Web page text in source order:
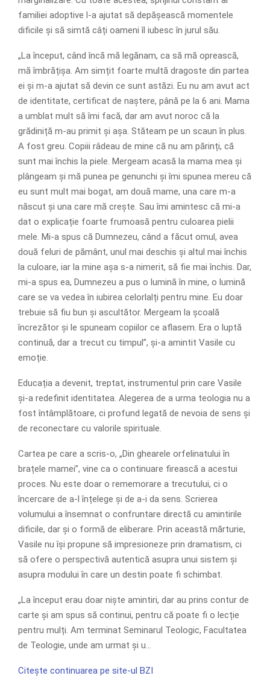
familiei adoptive l-a ajutat să depășească momentele
dificile și să simtă câți oameni îl iubesc în jurul său.
„La început, când încă mă legănam, ca să mă oprească,
mă îmbrățișa. Am simțit foarte multă dragoste din partea
ei și m-a ajutat să devin ce sunt astăzi. Eu nu am avut act
de identitate, certificat de naștere, până pe la 6 ani. Mama
a umblat mult să îmi facă, dar am avut noroc că la
grădiniță m-au primit și așa. Stăteam pe un scaun în plus.
A fost greu. Copiii râdeau de mine că nu am părinți, că
sunt mai închis la piele. Mergeam acasă la mama mea și
plângeam și mă punea pe genunchi și îmi spunea mereu că
eu sunt mult mai bogat, am două mame, una care m-a
născut și una care mă crește. Sau îmi amintesc că mi-a
dat o explicație foarte frumoasă pentru culoarea pielii
mele. Mi-a spus că Dumnezeu, când a făcut omul, avea
două feluri de pământ, unul mai deschis și altul mai închis
la culoare, iar la mine așa s-a nimerit, să fie mai închis. Dar,
mi-a spus ea, Dumnezeu a pus o lumină în mine, o lumină
care se va vedea în iubirea celorlalți pentru mine. Eu doar
trebuie să fiu bun și ascultător. Mergeam la școală
încrezător și le spuneam copiilor ce aflasem. Era o luptă
continuă, dar a trecut cu timpul”, și-a amintit Vasile cu
emoție.
Educația a devenit, treptat, instrumentul prin care Vasile
și-a redefinit identitatea. Alegerea de a urma teologia nu a
fost întâmplătoare, ci profund legată de nevoia de sens și
de reconectare cu valorile spirituale.
Cartea pe care a scris-o, „Din ghearele orfelinatului în
brațele mamei”, vine ca o continuare firească a acestui
proces. Nu este doar o rememorare a trecutului, ci o
încercare de a-l înțelege și de a-i da sens. Scrierea
volumului a însemnat o confruntare directă cu amintirile
dificile, dar și o formă de eliberare. Prin această mărturie,
Vasile nu își propune să impresioneze prin dramatism, ci
să ofere o perspectivă autentică asupra unui sistem și
asupra modului în care un destin poate fi schimbat.
„La început erau doar niște amintiri, dar au prins contur de
carte și am spus să continui, pentru că poate fi o lecție
pentru mulți. Am terminat Seminarul Teologic, Facultatea
de Teologie, unde am urmat și u…
Citește continuarea pe site-ul BZI